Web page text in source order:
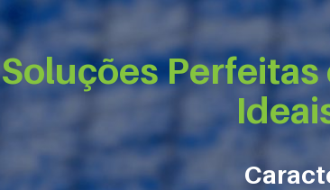
Soluções